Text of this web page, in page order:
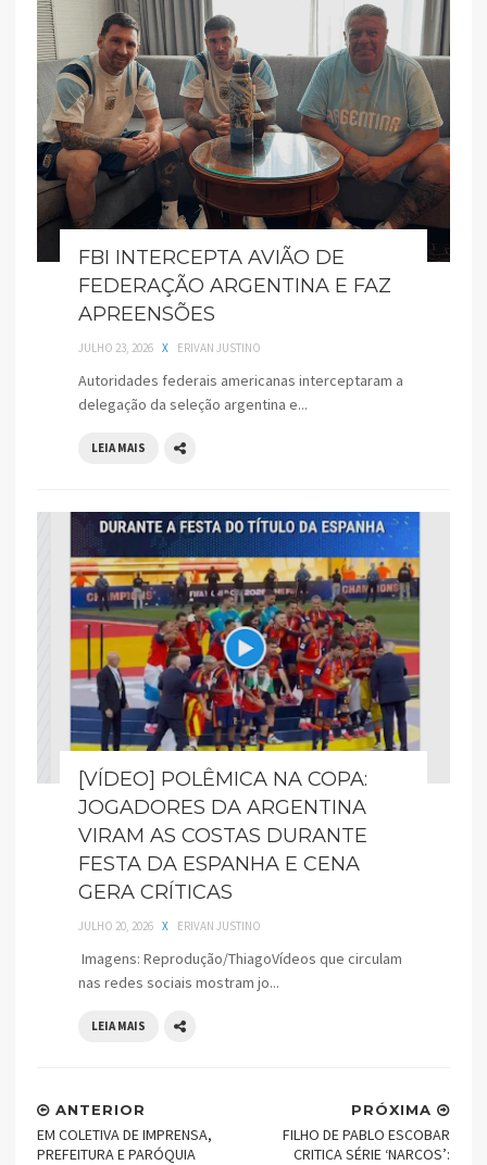
FBI INTERCEPTA AVIÃO DE
FEDERAÇÃO ARGENTINA E FAZ
APREENSÕES
JULHO 23, 2026 X ERIVAN JUSTINO
Autoridades federais americanas interceptaram a
delegação da seleção argentina e...
LEIA MAIS
[VÍDEO] POLÊMICA NA COPA:
JOGADORES DA ARGENTINA
VIRAM AS COSTAS DURANTE
FESTA DA ESPANHA E CENA
GERA CRÍTICAS
JULHO 20, 2026 X ERIVAN JUSTINO
Imagens: Reprodução/ThiagoVídeos que circulam
nas redes sociais mostram jo...
LEIA MAIS
PRÓXIMA
FILHO DE PABLO ESCOBAR
CRITICA SÉRIE ‘NARCOS’:
ANTERIOR
EM COLETIVA DE IMPRENSA,
PREFEITURA E PARÓQUIA